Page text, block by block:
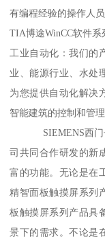
有编程经验的操作人
TIA博途WinCC软件系
工业自动化：我们的
业、能源行业、水处
为您提供自动化解决
智能建筑的控制和管理
SIEMENS西门子
司共同合作研发的新
富的功能。无论是在
精智面板触摸屏系列
板触摸屏系列产品具
景下的需求。不论是